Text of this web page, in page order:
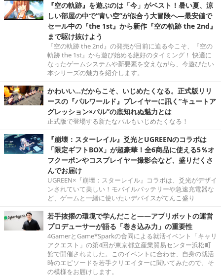
『空の軌跡』を遊ぶのは「今」がベスト！暑い夏、涼
しい部屋の中で“青い空”が似合う大冒険へ―最安値で
セール中の『the 1st』から新作『空の軌跡 the 2nd』
まで駆け抜けよう
『空の軌跡 the 2nd』の発売が目前に迫る今こそ、『空の
軌跡 the 1st』から遊び始める絶好のタイミング！ 快適に
なったゲームシステムや新要素を交えながら、今遊びたい
本シリーズの魅力を紹介します。
かわいい…だからこそ、いじめたくなる。正式版リリ
ースの『パルワールド』プレイヤーに訊く“キュートア
グレッション×パル”の底知れぬ魅力とは
正式版で登場する新たなパルもいじめたくなる！
『崩壊：スターレイル』爻光とUGREENのコラボは
「限定ギフトBOX」が超豪華！全6商品に使える5％オ
フクーポンやコスプレイヤー撮影会など、盛りだくさ
んでお届け
UGREEN×『崩壊：スターレイル』コラボは、爻光がデザイ
ンされていて美しい！モバイルバッテリーや急速充電器な
ど、ゲームと一緒に使いたいデバイスがてんこ盛り
若手抜擢の環境で学んだこと――アプリボットの運営
プロデューサーが語る「巻き込み力」の重要性
4GamerとGame*Sparkの合同による就活イベント「キャリ
アクエスト」の第4回が東京都立産業貿易センター浜松町
館で開催されました。このイベントに合わせ、自身の就活
時のエピソードを若手クリエイターに聞いてみたので、そ
の模様をお届けします。